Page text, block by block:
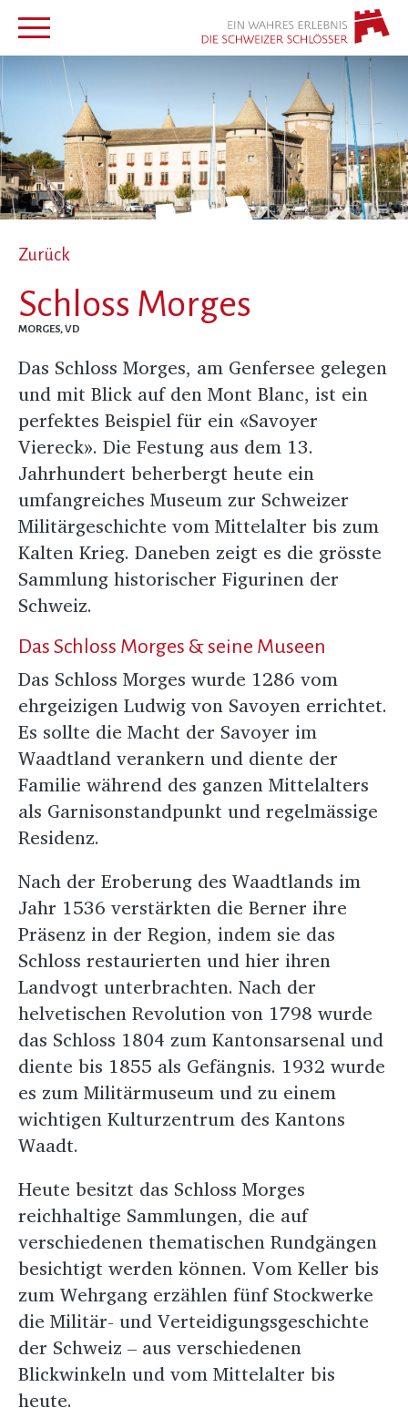
Zurück
Schloss Morges
MORGES, VD
Das Schloss Morges, am Genfersee gelegen
und mit Blick auf den Mont Blanc, ist ein
perfektes Beispiel für ein «Savoyer
Viereck». Die Festung aus dem 13.
Jahrhundert beherbergt heute ein
umfangreiches Museum zur Schweizer
Militärgeschichte vom Mittelalter bis zum
Kalten Krieg. Daneben zeigt es die grösste
Sammlung historischer Figurinen der
Schweiz.
Das Schloss Morges & seine Museen
Das Schloss Morges wurde 1286 vom
ehrgeizigen Ludwig von Savoyen errichtet.
Es sollte die Macht der Savoyer im
Waadtland verankern und diente der
Familie während des ganzen Mittelalters
als Garnisonstandpunkt und regelmässige
Residenz.
Nach der Eroberung des Waadtlands im
Jahr 1536 verstärkten die Berner ihre
Präsenz in der Region, indem sie das
Schloss restaurierten und hier ihren
Landvogt unterbrachten. Nach der
helvetischen Revolution von 1798 wurde
das Schloss 1804 zum Kantonsarsenal und
diente bis 1855 als Gefängnis. 1932 wurde
es zum Militärmuseum und zu einem
wichtigen Kulturzentrum des Kantons
Waadt.
Heute besitzt das Schloss Morges
reichhaltige Sammlungen, die auf
verschiedenen thematischen Rundgängen
besichtigt werden können. Vom Keller bis
zum Wehrgang erzählen fünf Stockwerke
die Militär- und Verteidigungsgeschichte
der Schweiz – aus verschiedenen
Blickwinkeln und vom Mittelalter bis
heute.